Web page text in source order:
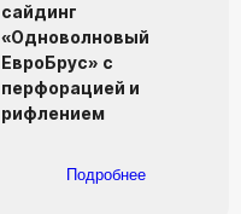
сайдинг
«Одноволновый
ЕвроБрус» с
перфорацией и
рифлением
Подробнее